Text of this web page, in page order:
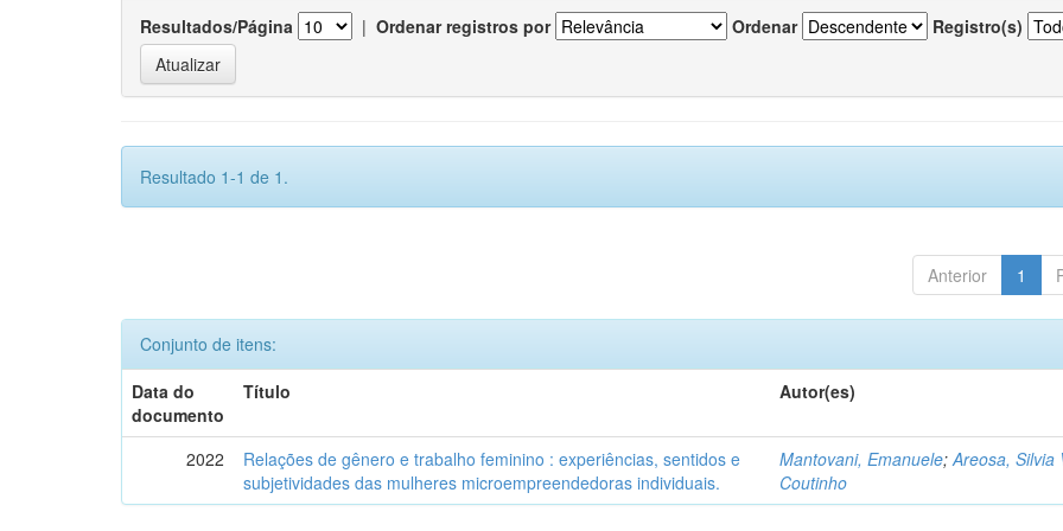
Resultados/Página | Ordenar registros por Ordenar Registro(s)
Resultado 1-1 de 1.
Anterior 1
Conjunto de itens:
Data do
documento
Título Autor(es)
2022
Relações de gênero e trabalho feminino : experiências, sentidos e
subjetividades das mulheres microempreendedoras individuais.
Mantovani, Emanuele;Areosa, Silvia
Coutinho